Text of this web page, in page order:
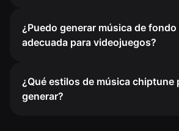
¿Puedo generar música de
adecuada para videojuegos?
¿Qué estilos de música chiptune
generar?